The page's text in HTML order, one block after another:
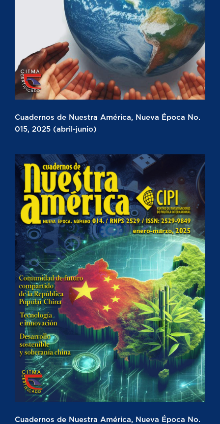
Cuadernos de Nuestra América, Nueva Época No.
015, 2025 (abril-junio)
Cuadernos de Nuestra América, Nueva Época No.